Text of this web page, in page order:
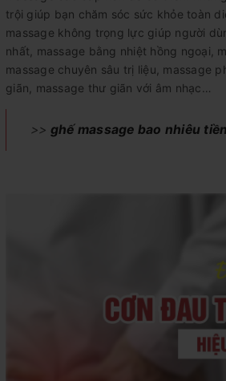
trội giúp bạn chăm sóc sức khỏe toàn
massage không trọng lực giúp người
nhất, massage bằng nhiệt hồng ngoại,
massage chuyên sâu trị liệu, massage
giãn, massage thư giãn với âm nhạc…
>> ghế massage bao nhiêu tiền